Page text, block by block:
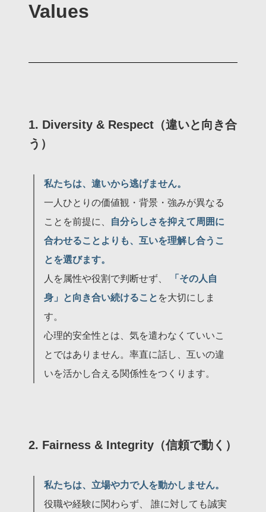
Values
1. Diversity & Respect（違いと向き合
う）
私たちは、違いから逃げません。
一人ひとりの価値観・背景・強みが異なる
ことを前提に、
自分らしさを抑えて周囲に
合わせることよりも、互いを理解し合うこ
とを選びます。
人を属性や役割で判断せず、
「その人自
身」と向き合い続けること を大切にしま
す。
心理的安全性とは、気を遣わなくていいこ
とではありません。率直に話し、互いの違
いを活かし合える関係性をつくります。
2. Fairness & Integrity（信頼で動く）
私たちは、立場や力で人を動かしません。
役職や経験に関わらず、 誰に対しても誠実